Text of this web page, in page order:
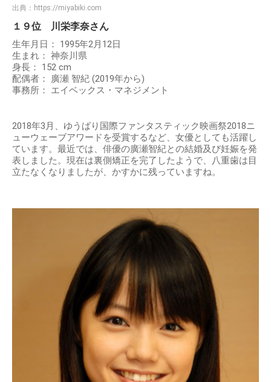
出典： https://miyabiki.com
１９位 川栄李奈さん
生年月日： 1995年2月12日
生まれ： 神奈川県
身長： 152 cm
配偶者： 廣瀬 智紀 (2019年から)
事務所： エイベックス・マネジメント
2018年3月、ゆうばり国際ファンタスティック映画祭2018ニ
ューウェーブアワードを受賞するなど、女優としても活躍し
ています。最近では、俳優の廣瀬智紀との結婚及び妊娠を発
表しました。現在は裏側矯正を完了したようで、八重歯は目
立たなくなりましたが、かすかに残っていますね。